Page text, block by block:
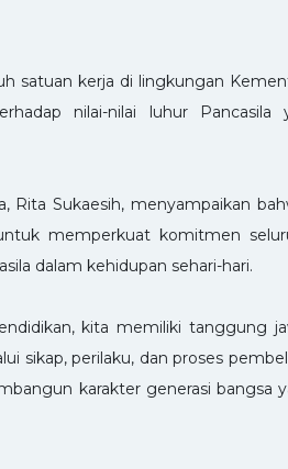
satuan kerja di lingkungan
nilai-nilai luhur
Rita Sukaesih, menyampaikan
memperkuat komitmen
dalam kehidupan sehari-hari.
kita memiliki tanggung
sikap, perilaku, dan proses
karakter generasi bangsa